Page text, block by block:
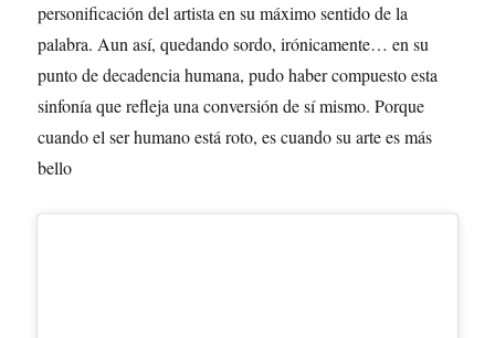
personificación del artista en su máximo sentido de la
palabra. Aun así, quedando sordo, irónicamente… en su
punto de decadencia humana, pudo haber compuesto esta
sinfonía que refleja una conversión de sí mismo. Porque
cuando el ser humano está roto, es cuando su arte es más
bello